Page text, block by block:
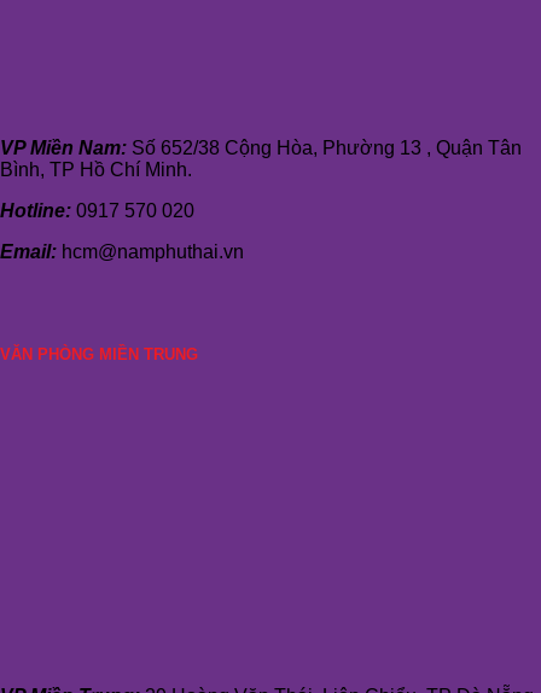
VP Miền Nam: Số 652/38 Cộng Hòa, Phường 13 , Quận Tân
Bình, TP Hồ Chí Minh.
Hotline: 0917 570 020
Email: hcm@namphuthai.vn
VĂN PHÒNG MIỀN TRUNG